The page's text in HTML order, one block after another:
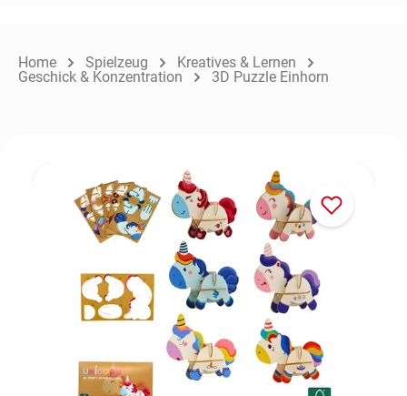
Home Spielzeug
Kreatives & Lernen
Geschick & Konzentration
3D Puzzle Einhorn